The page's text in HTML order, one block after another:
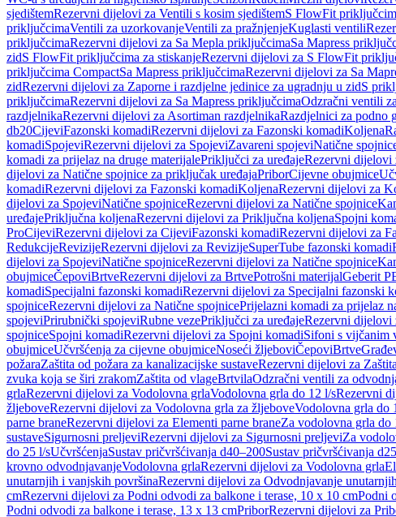
sjedištemRezervni dijelovi za Ventili s kosim sjedištemS FlowFit
priključcimaVentili za uzorkovanjeVentili za pražnjenjeKuglasti ventili
priključcimaRezervni dijelovi za Sa Mepla priključcimaSa Mapress
zidS FlowFit priključcima za stiskanjeRezervni dijelovi za S FlowFit
priključcima CompactSa Mapress priključcimaRezervni dijelovi za Sa
zidRezervni dijelovi za Zaporne i razdjelne jedinice za ugradnju u zidS
priključcimaRezervni dijelovi za Sa Mapress priključcimaOdzračni ventili
razdjelnikaRezervni dijelovi za Asortiman razdjelnikaRazdjelnici za podno
db20CijeviFazonski komadiRezervni dijelovi za Fazonski komadiKoljena
komadiSpojeviRezervni dijelovi za SpojeviZavareni spojeviNatične
komadi za prijelaz na druge materijalePriključci za uređajeRezervni dijelovi
dijelovi za Natične spojnice za priključak uređajaPriborCijevne obujmice
komadiRezervni dijelovi za Fazonski komadiKoljenaRezervni dijelovi za
dijelovi za SpojeviNatične spojniceRezervni dijelovi za Natične spojnice
uređajePriključna koljenaRezervni dijelovi za Priključna koljenaSpojni
ProCijeviRezervni dijelovi za CijeviFazonski komadiRezervni dijelovi za
RedukcijeRevizijeRezervni dijelovi za RevizijeSuperTube fazonski komadi
dijelovi za SpojeviNatične spojniceRezervni dijelovi za Natične spojnice
obujmiceČepoviBrtveRezervni dijelovi za BrtvePotrošni materijalGeberit
komadiSpecijalni fazonski komadiRezervni dijelovi za Specijalni fazonski
spojniceRezervni dijelovi za Natične spojnicePrijelazni komadi za prijelaz
spojeviPrirubnički spojeviRubne vezePriključci za uređajeRezervni dijelovi
spojniceSpojni komadiRezervni dijelovi za Spojni komadiSifoni s vijčanim
obujmiceUčvršćenja za cijevne obujmiceNoseći žljeboviČepoviBrtve
požaraZaštita od požara za kanalizacijske sustaveRezervni dijelovi za
zvuka koja se širi zrakomZaštita od vlageBrtvilaOdzračni ventili za
grlaRezervni dijelovi za Vodolovna grlaVodolovna grla do 12 l/sRezervni
žljeboveRezervni dijelovi za Vodolovna grla za žljeboveVodolovna grla do
parne braneRezervni dijelovi za Elementi parne braneZa vodolovna grla do
sustaveSigurnosni preljeviRezervni dijelovi za Sigurnosni preljeviZa
do 25 l/sUčvršćenjaSustav pričvršćivanja d40–200Sustav pričvršćivanja
krovno odvodnjavanjeVodolovna grlaRezervni dijelovi za Vodolovna grla
unutarnjih i vanjskih površinaRezervni dijelovi za Odvodnjavanje
cmRezervni dijelovi za Podni odvodi za balkone i terase, 10 x 10 cmPodni
Podni odvodi za balkone i terase, 13 x 13 cmPriborRezervni dijelovi za